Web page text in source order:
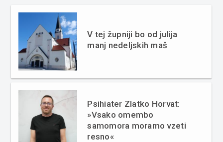
V tej župniji bo od julija
manj nedeljskih maš
Psihiater Zlatko Horvat:
»Vsako omembo
samomora moramo vzeti
resno«